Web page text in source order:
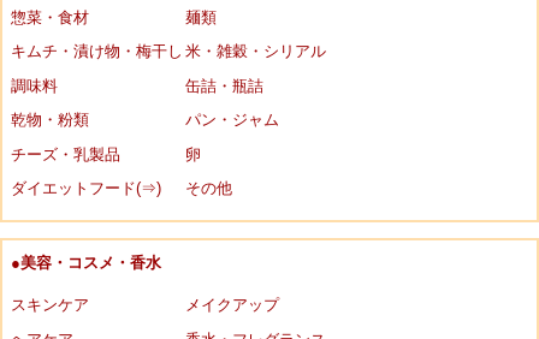
惣菜・食材
麺類
キムチ・漬け物・梅干し 米・雑穀・シリアル
調味料
缶詰・瓶詰
乾物・粉類
パン・ジャム
チーズ・乳製品
卵
ダイエットフード(⇒)
その他
●美容・コスメ・香水
スキンケア
メイクアップ